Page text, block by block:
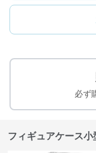
必ず
フィギュアケース